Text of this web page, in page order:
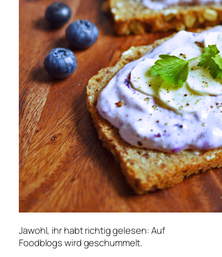
Jawohl, ihr habt richtig gelesen: Auf
Foodblogs wird geschummelt.